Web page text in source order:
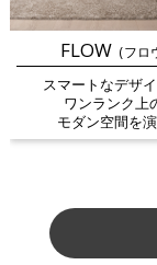
して洗えるため長く
トに合わせやすく
上げするおしゃれ
けしています。さ
スト付きソファや
ソファはお部屋の
心地・機能性を兼
った理想のリビン
FLOW (フロ
スマートなデザ
ワンランク上
モダン空間を